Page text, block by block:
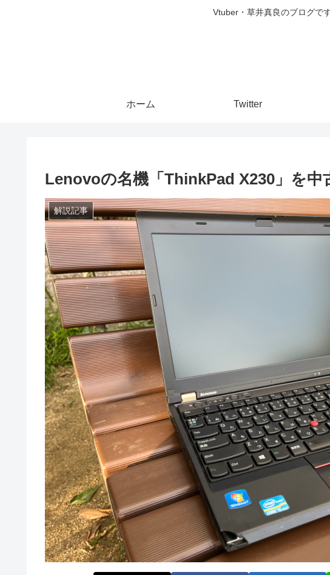
Vtuber・草井真良のブログで
ホーム Twitter
Lenovoの名機「ThinkPad X230」を中
解説記事